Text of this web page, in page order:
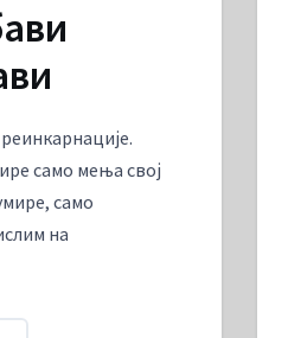
само мења свој
само
на